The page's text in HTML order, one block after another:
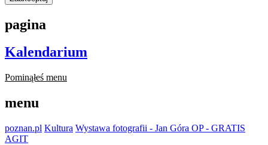
pagina
Kalendarium
Pominąłeś menu
menu
poznan.pl Kultura Wystawa fotografii - Jan Góra OP - GRATIS
AGIT